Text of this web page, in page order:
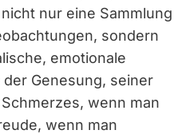
nur eine Sammlung
sondern
emotionale
Genesung, seiner
wenn man
wenn man